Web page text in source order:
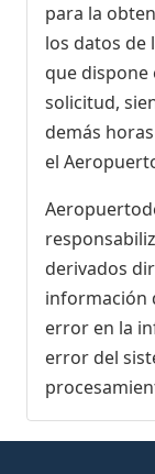
para la
los datos de
que dispone
solicitud,
demás
el
derivados
información
error en la
error del